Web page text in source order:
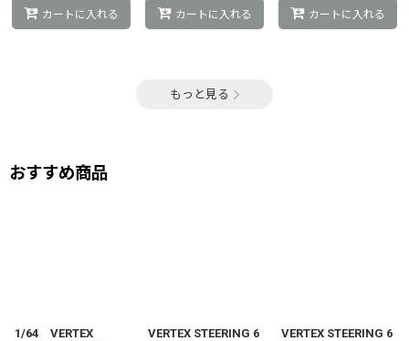
カートに入れる カートに入れる カートに入れる
もっと見る
おすすめ商品
1/64 VERTEX
VERTEX STEERING 6
VERTEX STEERING 6